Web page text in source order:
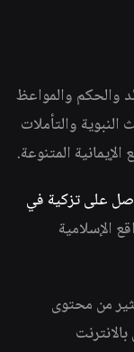
والحكم والمواعظ
النبوية والتأملات
المتنوعة.
على تزكية في
الإسلامية
من محتوى